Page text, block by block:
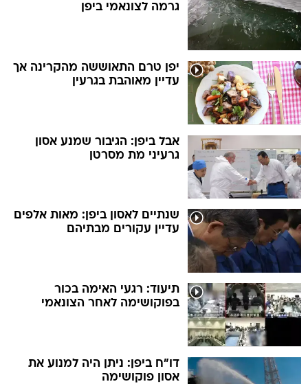
גרמה לצונאמי ביפן
יפן טרם התאוששה מהקרינה אך
עדיין מאוהבת בגרעין
אבל ביפן: הגיבור שמנע אסון
גרעיני מת מסרטן
שנתיים לאסון ביפן: מאות אלפים
עדיין עקורים מבתיהם
תיעוד: רגעי האימה בכור
בפוקושימה לאחר הצונאמי
דו"ח ביפן: ניתן היה למנוע את
אסון פוקושימה